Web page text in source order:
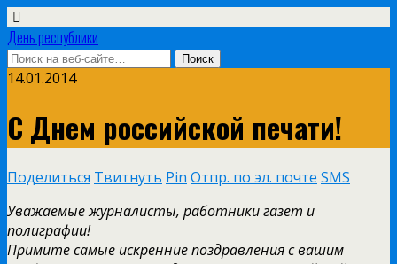
День республики
14.01.2014
С Днем российской печати!
Поделиться Твитнуть Pin Отпр. по эл. почте SMS
Уважаемые журналисты, работники газет и
полиграфии!
Примите самые искренние поздравления с вашим